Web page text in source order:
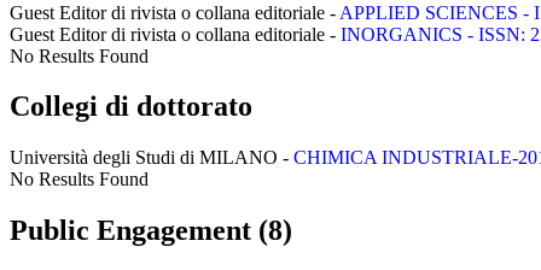
Guest Editor di rivista o collana editoriale - APPLIED SCIENCES -
Guest Editor di rivista o collana editoriale - INORGANICS - ISSN:
No Results Found
Collegi di dottorato
Università degli Studi di MILANO - CHIMICA INDUSTRIALE-
No Results Found
Public Engagement (8)